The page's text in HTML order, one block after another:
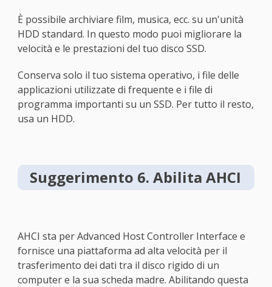
È possibile archiviare film, musica, ecc. su un'unità
HDD standard. In questo modo puoi migliorare la
velocità e le prestazioni del tuo disco SSD.
Conserva solo il tuo sistema operativo, i file delle
applicazioni utilizzate di frequente e i file di
programma importanti su un SSD. Per tutto il resto,
usa un HDD.
Suggerimento 6. Abilita AHCI
AHCI sta per Advanced Host Controller Interface e
fornisce una piattaforma ad alta velocità per il
trasferimento dei dati tra il disco rigido di un
computer e la sua scheda madre. Abilitando questa